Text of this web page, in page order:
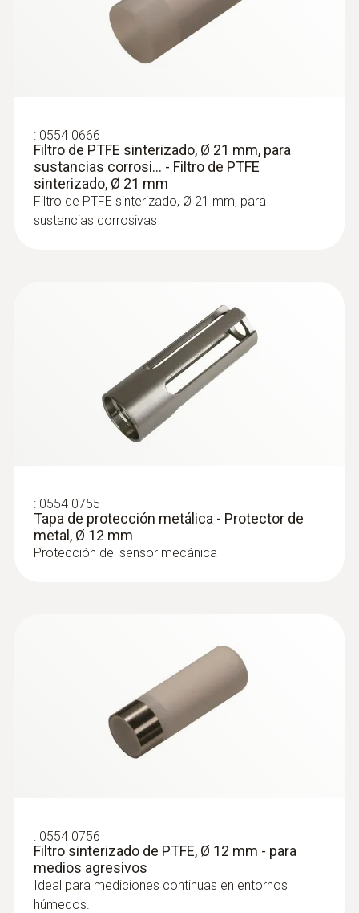
Punta de medición acoplable
Punta de medición acoplable, 550 mm de
longitud, flexible, para elevadas
temperaturas, recubrimiento externo de
: 0554 0666
Filtro de PTFE sinterizado, Ø 21 mm, para
sustancias corrosi... - Filtro de PTFE
sinterizado, Ø 21 mm
Filtro de PTFE sinterizado, Ø 21 mm, para
sustancias corrosivas
: 0554 0755
Tapa de protección metálica - Protector de
metal, Ø 12 mm
Protección del sensor mecánica
: 0554 0756
Filtro sinterizado de PTFE, Ø 12 mm - para
medios agresivos
Ideal para mediciones continuas en entornos
húmedos.